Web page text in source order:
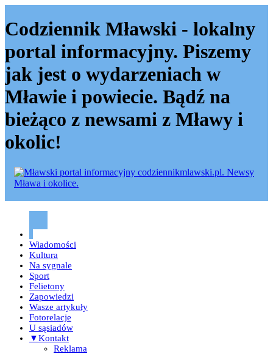
Codziennik Mławski - lokalny
portal informacyjny. Piszemy
jak jest o wydarzeniach w
Mławie i powiecie. Bądź na
bieżąco z newsami z Mławy i
okolic!
Codziennik mławski – Mława
Wiadomości
Kultura
Na sygnale
Sport
Felietony
Zapowiedzi
Wasze artykuły
Fotorelacje
U sąsiadów
▼Kontakt
Reklama